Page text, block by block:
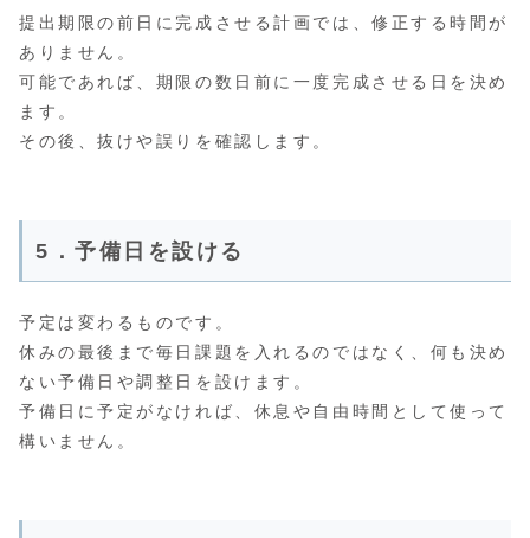
提出期限の前日に完成させる計画では、修正する時間が
ありません。
可能であれば、期限の数日前に一度完成させる日を決め
ます。
その後、抜けや誤りを確認します。
5．予備日を設ける
予定は変わるものです。
休みの最後まで毎日課題を入れるのではなく、何も決め
ない予備日や調整日を設けます。
予備日に予定がなければ、休息や自由時間として使って
構いません。